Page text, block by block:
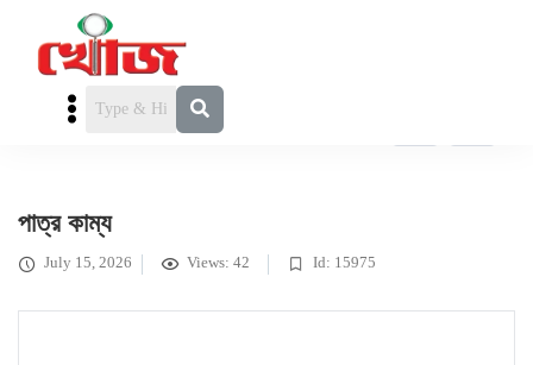
FEATURED
পাত্র কাম্য
July 15, 2026 Views: 42 Id: 15975